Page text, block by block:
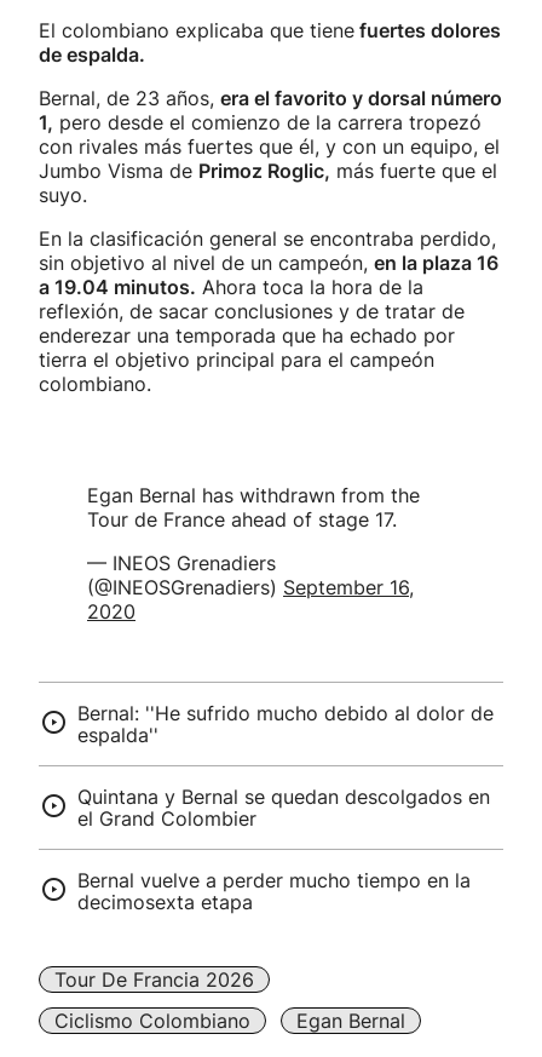
El colombiano explicaba que tiene fuertes dolores
de espalda.
Bernal, de 23 años, era el favorito y dorsal número
1, pero desde el comienzo de la carrera tropezó
con rivales más fuertes que él, y con un equipo, el
Jumbo Visma de Primoz Roglic, más fuerte que el
suyo.
En la clasificación general se encontraba perdido,
sin objetivo al nivel de un campeón, en la plaza 16
a 19.04 minutos. Ahora toca la hora de la
reflexión, de sacar conclusiones y de tratar de
enderezar una temporada que ha echado por
tierra el objetivo principal para el campeón
colombiano.
Egan Bernal has withdrawn from the
Tour de France ahead of stage 17.
— INEOS Grenadiers
(@INEOSGrenadiers) September 16,
2020
Bernal: ''He sufrido mucho debido al dolor de
espalda''
Quintana y Bernal se quedan descolgados en
el Grand Colombier
Bernal vuelve a perder mucho tiempo en la
decimosexta etapa
Tour De Francia 2026
Ciclismo Colombiano
Egan Bernal